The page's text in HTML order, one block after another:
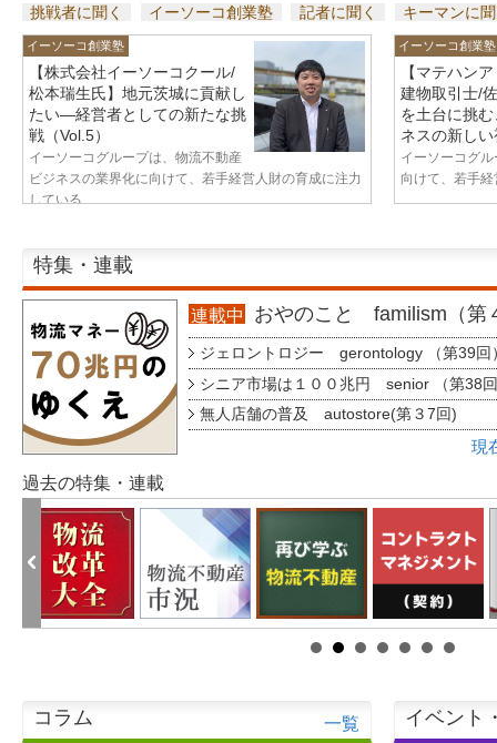
挑戦者に聞く イーソーコ創業塾 記者に聞く キーマンに
イーソーコ創業塾
【株式会社イーソーコクール/
松本瑞生氏】地元茨城に貢献し
たい—経営者としての新たな挑
戦（Vol.5）
イーソーコグループは、物流不動産
ビジネスの業界化に向けて、若手経営人財の育成に注力
している...
イーソーコ創業塾
【マテハン
建物取引士/
を土台に挑
ネスの新し
イーソーコグ
向けて、若手
特集・連載
連載中 おやのこと familism（第
ジェロントロジー gerontology （第39回
シニア市場は１００兆円 senior （第38
無人店舗の普及 autostore(第３7回)
現
過去の特集・連載
コラム 一覧 イベント